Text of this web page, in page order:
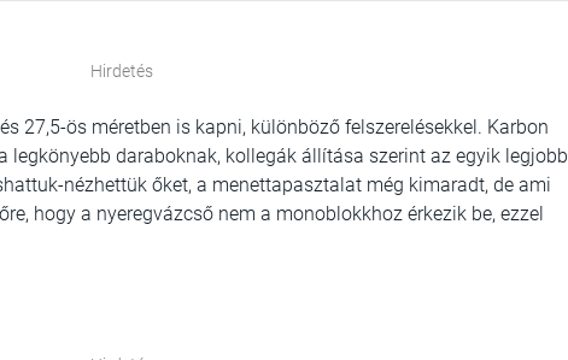
Hirdetés
27,5-ös méretben is kapni, különböző felszerelésekkel. Karbon
legkönyebb daraboknak, kollegák állítása szerint az egyik legjobb
nézhettük őket, a menettapasztalat még kimaradt, de ami
hogy a nyeregvázcső nem a monoblokkhoz érkezik be, ezzel